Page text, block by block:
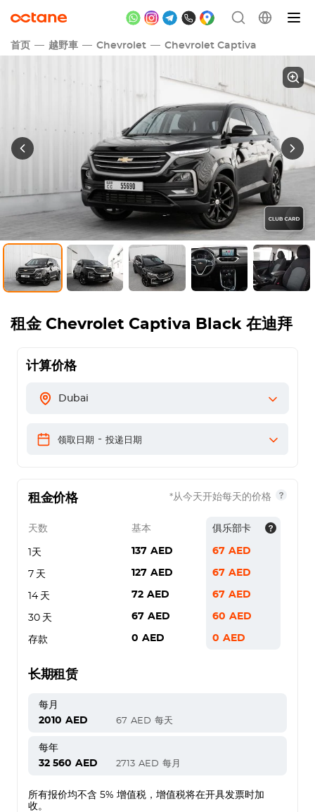
首页 越野車 Chevrolet Chevrolet Captiva
租金 Chevrolet Captiva Black 在迪拜
计算价格
Dubai
领取日期 - 投递日期
租金价格 *从今天开始每天的价格
天数 基本 俱乐部卡
1天 137 AED 67 AED
7 天 127 AED 67 AED
14 天 72 AED 67 AED
30 天 67 AED 60 AED
存款 0 AED 0 AED
长期租赁
每月
2010 AED 67 AED 每天
每年
32 560 AED 2713 AED 每月
所有报价均不含 5% 增值税，增值税将在开具发票时加
收。